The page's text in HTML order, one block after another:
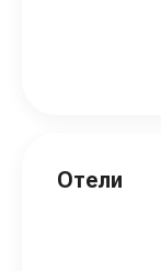
Отели